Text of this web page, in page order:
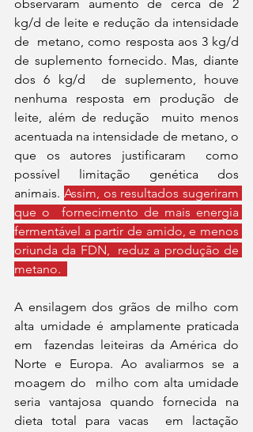
observaram aumento de cerca de 2
kg/d de leite e redução da intensidade
de  metano, como resposta aos 3 kg/d
de suplemento fornecido. Mas, diante
dos 6 kg/d  de suplemento, houve
nenhuma resposta em produção de
leite, além de redução  muito menos
acentuada na intensidade de metano, o
que os autores justificaram  como
possível limitação genética dos
animais. Assim, os resultados sugeriram
que o  fornecimento de mais energia
fermentável a partir de amido, e menos
oriunda da FDN,  reduz a produção de
metano.
A ensilagem dos grãos de milho com
alta umidade é amplamente praticada
em  fazendas leiteiras da América do
Norte e Europa. Ao avaliarmos se a
moagem do  milho com alta umidade
seria vantajosa quando fornecida na
dieta total para vacas  em lactação